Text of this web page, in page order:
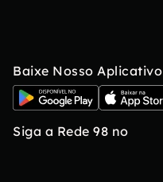
Baixe Nosso Aplicativo
Siga a Rede 98 no